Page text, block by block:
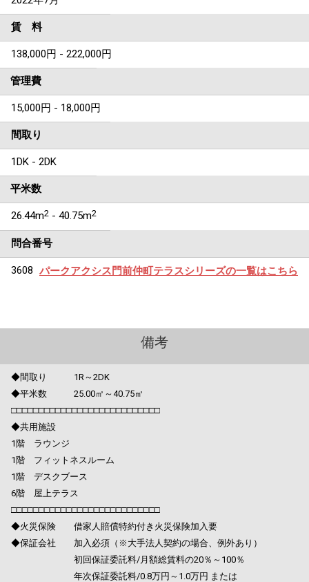
賃 料
138,000円 - 222,000円
管理費
15,000円 - 18,000円
間取り
1DK - 2DK
平米数
26.44m2 - 40.75m2
問合番号
3608 パークアクシス門前仲町テラスシリーズの一覧はこちら
備考
◆間取り 1R～2DK
◆平米数 25.00㎡～40.75㎡
□□□□□□□□□□□□□□□□□□□□□□□□□□□
◆共用施設
1階 ラウンジ
1階 フィットネスルーム
1階 デスクブース
6階 屋上テラス
□□□□□□□□□□□□□□□□□□□□□□□□□□□
◆火災保険 借家人賠償特約付き火災保険加入要
◆保証会社 加入必須（※大手法人契約の場合、例外あり）
初回保証委託料/月額総賃料の20％～100％
年次保証委託料/0.8万円～1.0万円 または